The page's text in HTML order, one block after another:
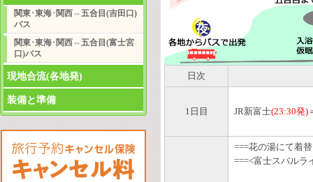
関東･東海･関西⇔五合目(吉田口)
バス
関東･東海･関西⇔五合目(富士宮
口)バス
現地合流(各地発)
装備と準備
日次
1 日 目 JR新富士(23:30発)
===花の湯にて着
===<富士スバルラ